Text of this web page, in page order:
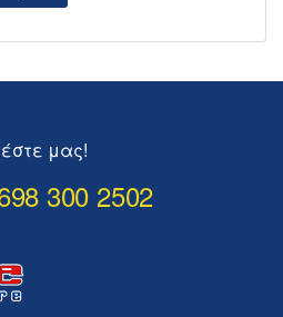
μας!
300 2502